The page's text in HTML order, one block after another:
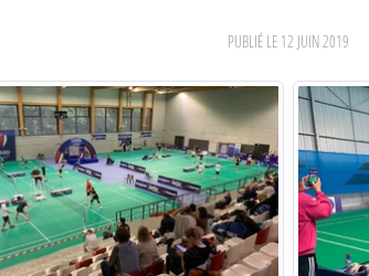
PUBLIÉ LE 12 JUIN 2019